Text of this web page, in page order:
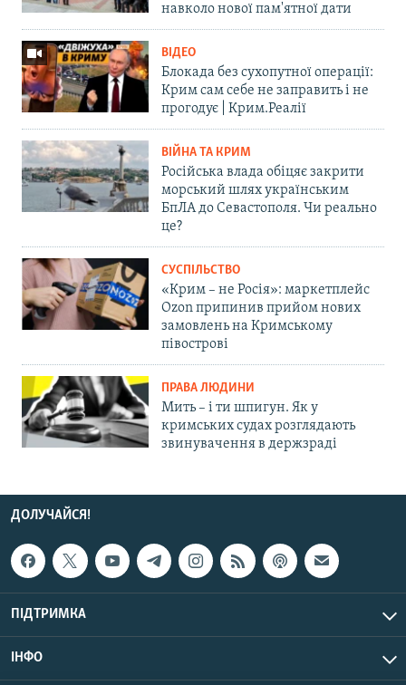
навколо нової пам'ятної дати
ВІДЕО
Блокада без сухопутної операції:
Крим сам себе не заправить і не
прогодує | Крим.Реалії
ВІЙНА ТА КРИМ
Російська влада обіцяє закрити
морський шлях українським
БпЛА до Севастополя. Чи реально
це?
СУСПІЛЬСТВО
«Крим – не Росія»: маркетплейс
Ozon припинив прийом нових
замовлень на Кримському
півострові
ПРАВА ЛЮДИНИ
Мить – і ти шпигун. Як у
кримських судах розглядають
звинувачення в держзраді
ДОЛУЧАЙСЯ!
ПІДТРИМКА
ІНФО